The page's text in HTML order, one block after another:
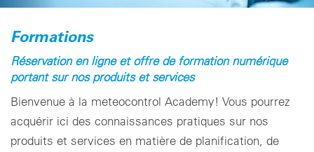
Paramètres des cookies
Formations
Réservation en ligne et offre de formation numérique
portant sur nos produits et services
Bienvenue à la meteocontrol Academy! Vous pourrez
acquérir ici des connaissances pratiques sur nos
produits et services en matière de planification, de